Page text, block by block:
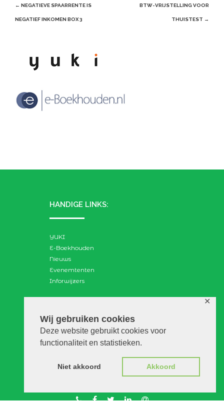
Wij gebruiken cookies
Deze website gebruikt cookies voor
functionaliteit en statistieken.
Niet akkoord Akkoord
✕
Post
navigation
← NEGATIEVE SPAARRENTE IS
NEGATIEF INKOMEN BOX 3
BTW-VRIJSTELLING VOOR
THUISTEST →
HANDIGE LINKS:
YUKI
E-Boekhouden
Nieuws
Evenemtenten
Inforwijzers
Search